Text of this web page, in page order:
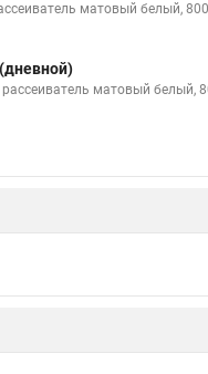
матовый белый,
матовый белый,